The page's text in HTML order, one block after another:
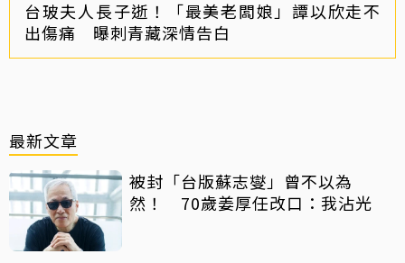
台玻夫人長子逝！「最美老闆娘」譚以欣走不
出傷痛 曝刺青藏深情告白
最新文章
被封「台版蘇志燮」曾不以為
然！ 70歲姜厚任改口：我沾光